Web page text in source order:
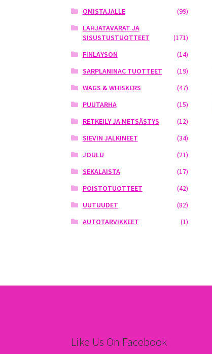
OMISTAJALLE
(99)
LAHJATAVARAT JA
SISUSTUSTUOTTEET
(171)
FINLAYSON
(14)
SARPLANINAC TUOTTEET
(19)
WAGS & WHISKERS
(47)
PUUTARHA
(15)
RETKEILY JA METSÄSTYS
(12)
SIEVIN JALKINEET
(34)
JOULU
(21)
SEKALAISTA
(17)
POISTOTUOTTEET
(42)
UUTUUDET
(82)
AUTOTARVIKKEET
(1)
Like Us On Facebook